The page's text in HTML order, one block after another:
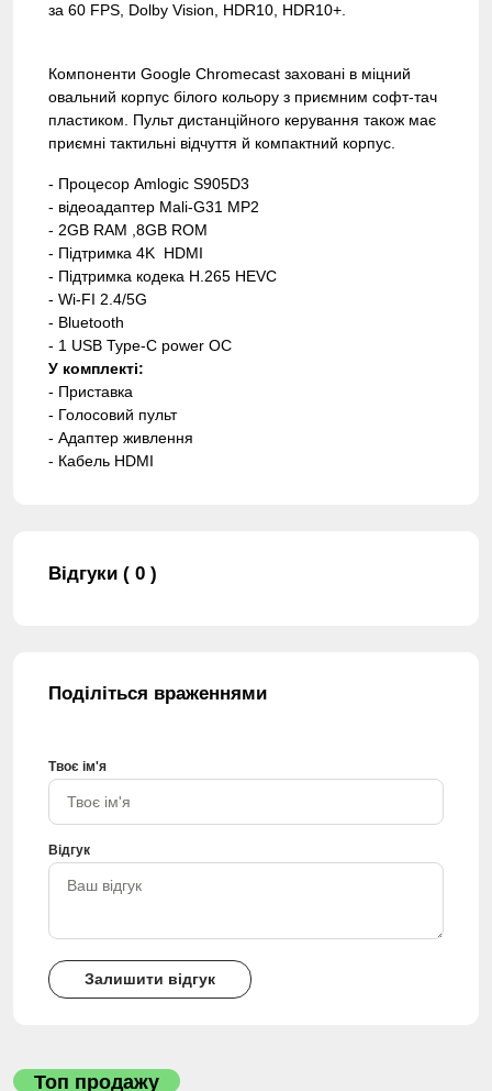
за 60 FPS, Dolby Vision, HDR10, HDR10+.
Компоненти Google Chromecast заховані в міцний
овальний корпус білого кольору з приємним софт-тач
пластиком. Пульт дистанційного керування також має
приємні тактильні відчуття й компактний корпус.
- Процесор Amlogic S905D3
- відеоадаптер Mali-G31 MP2
- 2GB RAM ,8GB ROM
- Підтримка 4K HDMI
- Підтримка кодека H.265 HEVC
- Wi-FI 2.4/5G
- Bluetooth
- 1 USB Type-C power ОС
У комплекті:
- Приставка
- Голосовий пульт
- Адаптер живлення
- Кабель HDMI
Відгуки ( 0 )
Поділіться враженнями
Твоє ім'я
Відгук
Залишити відгук
Топ продажу